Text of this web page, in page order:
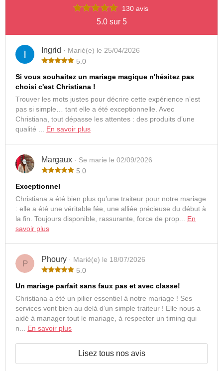
130 avis
5.0 sur 5
Ingrid · Marié(e) le 25/04/2026
5.0
Si vous souhaitez un mariage magique n'hésitez pas
choisi c'est Christiana !
Trouver les mots justes pour décrire cette expérience n’est
pas si simple… tant elle a été exceptionnelle. Avec
Christiana, tout dépasse les attentes : des produits d’une
qualité ... En savoir plus
Margaux · Se marie le 02/09/2026
5.0
Exceptionnel
Christiana a été bien plus qu’une traiteur pour notre mariage
: elle a été une véritable fée, une alliée précieuse du début à
la fin. Toujours disponible, rassurante, force de prop... En
savoir plus
P Phoury · Marié(e) le 18/07/2026
5.0
Un mariage parfait sans faux pas et avec classe!
Christiana a été un pilier essentiel à notre mariage ! Ses
services vont bien au delà d’un simple traiteur ! Elle nous a
aidé à manager tout le mariage, à respecter un timing qui
n... En savoir plus
Lisez tous nos avis